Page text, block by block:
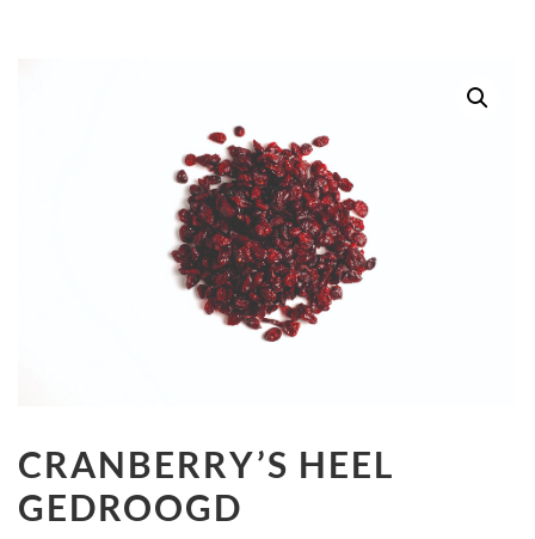
CRANBERRY’S HEEL
GEDROOGD